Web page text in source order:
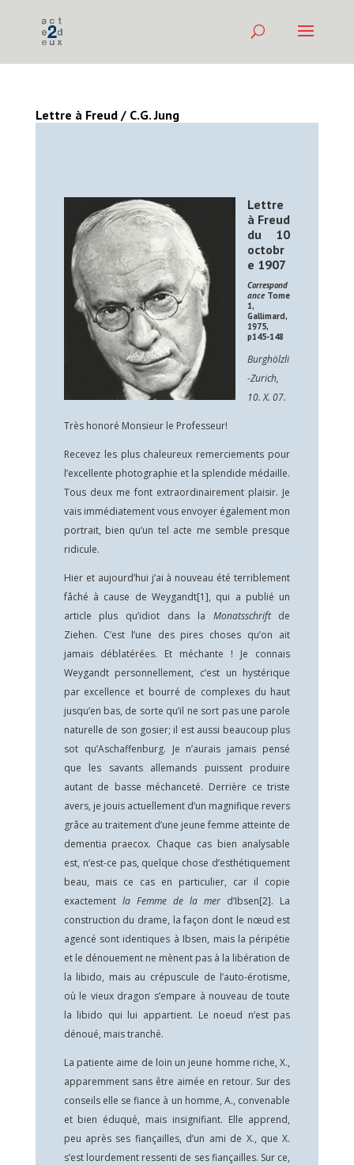
Lettre à Freud / C.G. Jung
Lettre
à Freud
du 10
octobr
e 1907
Correspond
anceTome
1,
Gallimard,
1975,
p145-148
Burghölzli
-Zurich,
10. X. 07.
Très honoré Monsieur le Professeur!
Recevez les plus chaleureux remerciements pour
l’excellente photographie et la splendide médaille.
Tous deux me font extraordinairement plaisir. Je
vais immédiatement vous envoyer également mon
portrait, bien qu’un tel acte me semble presque
ridicule.
Hier et aujourd’hui j’ai à nouveau été terriblement
fâché à cause de Weygandt[1], qui a publié un
article plus qu’idiot dans la Monatsschriftde
Ziehen. C’est l’une des pires choses qu’on ait
jamais déblatérées. Et méchante ! Je connais
Weygandt personnellement, c’est un hystérique
par excellence et bourré de complexes du haut
jusqu’en bas, de sorte qu’il ne sort pas une parole
naturelle de son gosier; il est aussi beaucoup plus
sot qu’Aschaffenburg. Je n’aurais jamais pensé
que les savants allemands puissent produire
autant de basse méchanceté. Derrière ce triste
avers, je jouis actuellement d’un magnifique revers
grâce au traitement d’une jeune femme atteinte de
dementia praecox. Chaque cas bien analysable
est, n’est-ce pas, quelque chose d’esthétiquement
beau, mais ce cas en particulier, car il copie
exactement la Femme de la mer d’Ibsen[2]. La
construction du drame, la façon dont le nœud est
agencé sont identiques à Ibsen, mais la péripétie
et le dénouement ne mènent pas à la libération de
la libido, mais au crépuscule de l’auto-érotisme,
où le vieux dragon s’empare à nouveau de toute
la libido qui lui appartient. Le noeud n’est pas
dénoué, mais tranché.
La patiente aime de loin un jeune homme riche, X.,
apparemment sans être aimée en retour. Sur des
conseils elle se fiance à un homme, A., convenable
et bien éduqué, mais insignifiant. Elle apprend,
peu après ses fiançailles, d’un ami de X., que X.
s’est lourdement ressenti de ses fiançailles. Sur ce,